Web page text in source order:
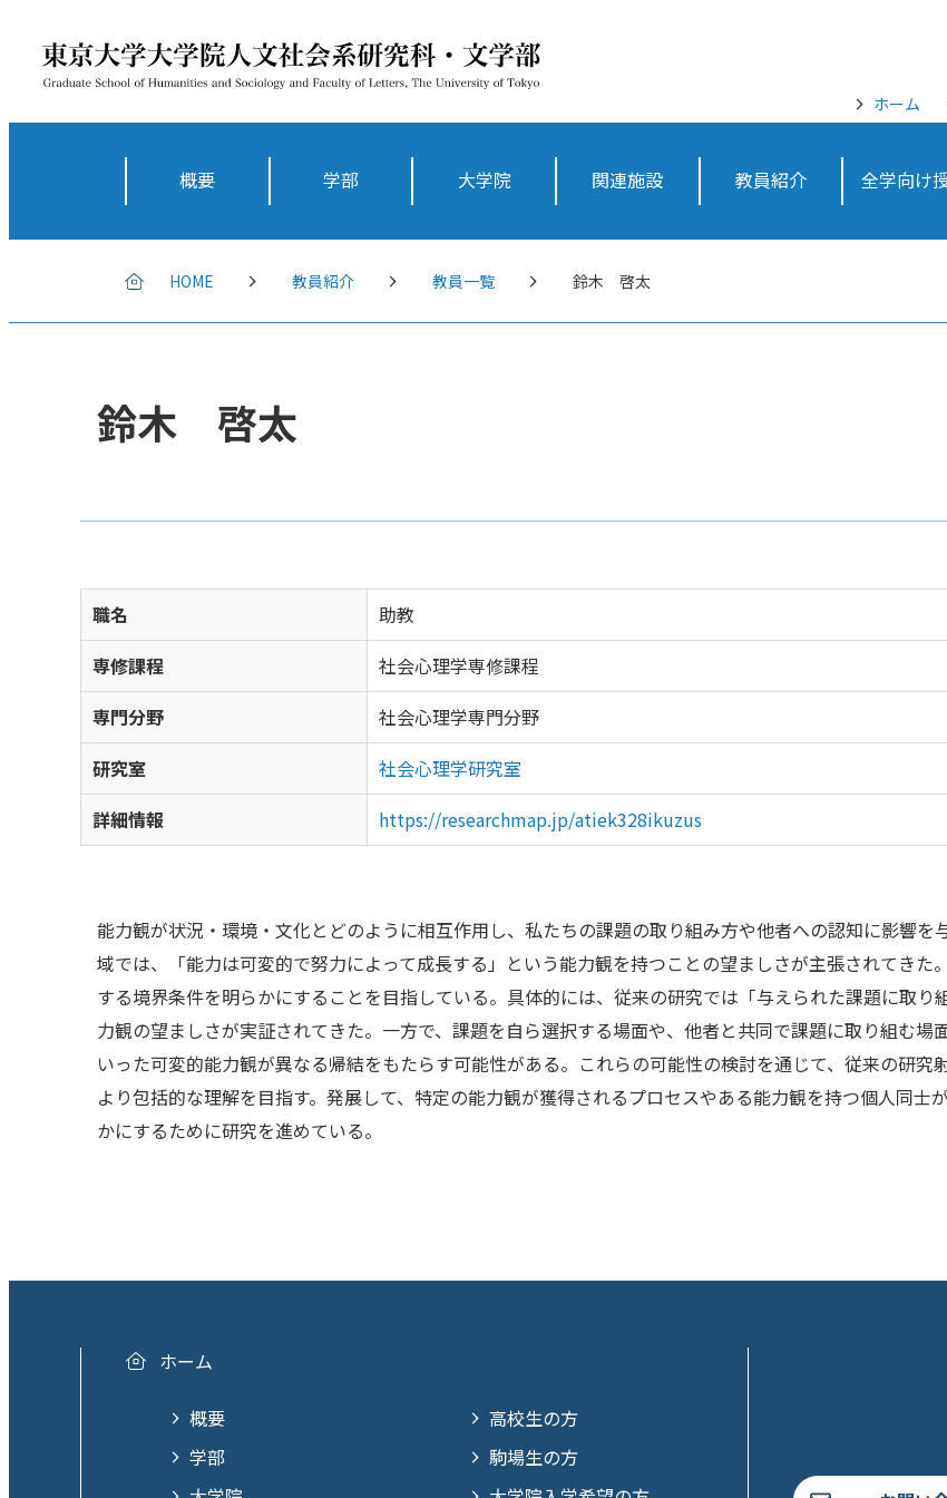
ホーム
概要 学部 大学院 関連施設 教員紹介 全学向け
HOME 教員紹介 教員一覧 鈴木 啓太
鈴木 啓太
職名
助教
専修課程
社会心理学専修課程
専門分野
社会心理学専門分野
研究室
社会心理学研究室
詳細情報
https://researchmap.jp/atiek328ikuzus
能力観が状況・環境・文化とどのように相互作用し、私たちの課題の取り組み方や他者への認知に影響
域では、「能力は可変的で努力によって成長する」という能力観を持つことの望ましさが主張されてき
する境界条件を明らかにすることを目指している。具体的には、従来の研究では「与えられた課題に取
力観の望ましさが実証されてきた。一方で、課題を自ら選択する場面や、他者と共同で課題に取り組む
いった可変的能力観が異なる帰結をもたらす可能性がある。これらの可能性の検討を通じて、従来の研
より包括的な理解を目指す。発展して、特定の能力観が獲得されるプロセスやある能力観を持つ個人同士
かにするために研究を進めている。
ホーム
概要
学部
高校生の方
駒場生の方